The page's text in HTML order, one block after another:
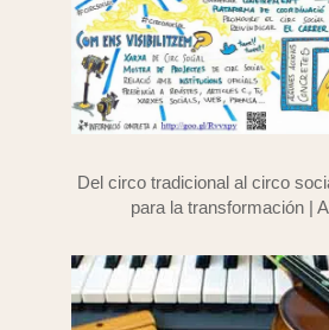
Del circo tradicional al circo
para la transformación |